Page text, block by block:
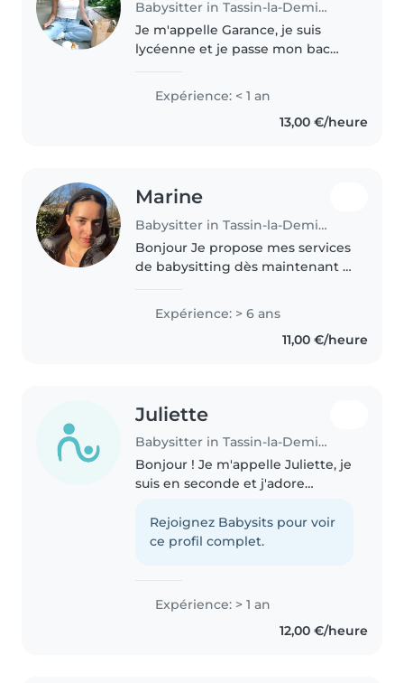
Babysitter in Tassin-la-Demi-Lune
Je m'appelle Garance, je suis
lycéenne et je passe mon bac
anglais. Je fais de la danse et
j'aime m'occuper et passer du
temps avec les enfants. Je..
Expérience: < 1 an
13,00 €/heure
Marine
Babysitter in Tassin-la-Demi-Lune
Bonjour Je propose mes services
de babysitting dès maintenant !
J'ai donc plusieurs années
d'expérience avec des enfants
Expérience: > 6 ans
11,00 €/heure
Juliette
Babysitter in Tassin-la-Demi-Lune
Bonjour ! Je m'appelle Juliette, je
suis en seconde et j'adore
Sérieuse et attentionnée, je peux
proposer des jeux, du dessin ou
Rejoignez Babysits pour voir
ce profil complet.
Expérience: > 1 an
12,00 €/heure